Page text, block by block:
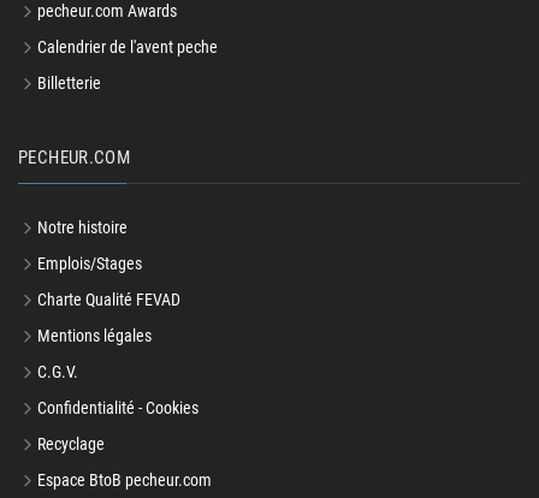
pecheur.com Awards
Calendrier de l'avent peche
Billetterie
PECHEUR.COM
Notre histoire
Emplois/Stages
Charte Qualité FEVAD
Mentions légales
C.G.V.
Confidentialité - Cookies
Recyclage
Espace BtoB pecheur.com